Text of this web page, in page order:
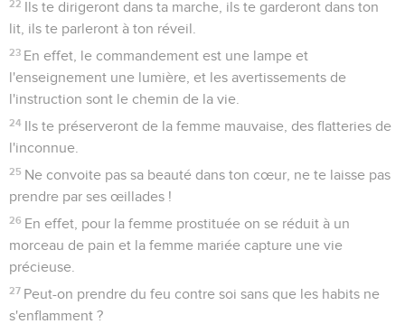
22 Ils te dirigeront dans ta marche, ils te garderont dans ton
lit, ils te parleront à ton réveil.
23 En effet, le commandement est une lampe et
l'enseignement une lumière, et les avertissements de
l'instruction sont le chemin de la vie.
24 Ils te préserveront de la femme mauvaise, des flatteries de
l'inconnue.
25 Ne convoite pas sa beauté dans ton cœur, ne te laisse pas
prendre par ses œillades !
26 En effet, pour la femme prostituée on se réduit à un
morceau de pain et la femme mariée capture une vie
précieuse.
27 Peut-on prendre du feu contre soi sans que les habits ne
s'enflamment ?